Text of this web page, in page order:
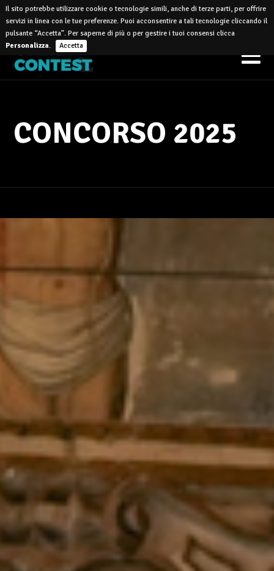
IT EN
CONCORSO 2025
Il sito potrebbe utilizzare cookie o tecnologie simili, anche di terze parti, per offrire
servizi in linea con le tue preferenze. Puoi acconsentire a tali tecnologie cliccando il
pulsante “Accetta”. Per saperne di più o per gestire i tuoi consensi clicca
Personalizza. Accetta